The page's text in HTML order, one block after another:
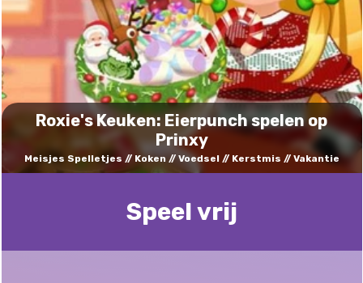
Roxie's Keuken: Eierpunch spelen op
Prinxy
Meisjes Spelletjes Koken Voedsel Kerstmis Vakantie
Speel vrij